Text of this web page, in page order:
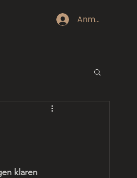
Anmeldung
klaren